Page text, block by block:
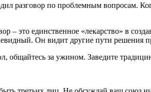
разговор по проблемным вопросам.
– это единственное «лекарство» в
Он видит другие пути решения
общайтесь за ужином. Заведите